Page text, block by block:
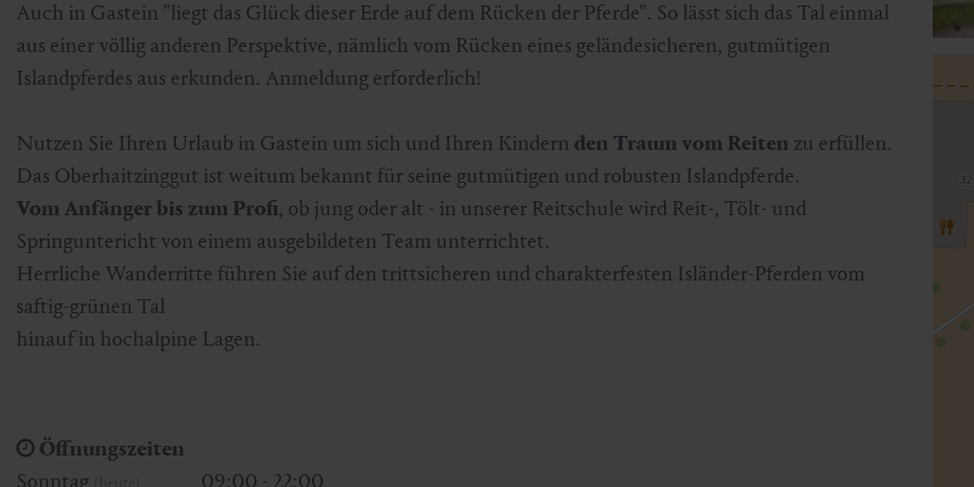
Skifahren & Snowboarden
Langlaufen
Bergbahnen & Lifte
Kur
Sportmedizin
Gesundheitsförderung
Kunst & Kultur
Gastein Card
Gastein von A-Z
Interaktive Karte
Genuss und Kulinarik
Auch in Gastein "liegt das Glück dieser Erde auf dem Rücken der Pferde". So lässt sich das Tal einmal
aus einer völlig anderen Perspektive, nämlich vom Rücken eines geländesicheren, gutmütigen
Islandpferdes aus erkunden. Anmeldung erforderlich!
Nutzen Sie Ihren Urlaub in Gastein um sich und Ihren Kindern den Traum vom Reiten zu erfüllen.
Das Oberhaitzinggut ist weitum bekannt für seine gutmütigen und robusten Islandpferde.
Vom Anfänger bis zum Profi, ob jung oder alt - in unserer Reitschule wird Reit-, Tölt- und
Springuntericht von einem ausgebildeten Team unterrichtet.
Herrliche Wanderritte führen Sie auf den trittsicheren und charakterfesten Isländer-Pferden vom
saftig-grünen Tal
hinauf in hochalpine Lagen.
Öffnungszeiten
Sonntag
09:00 - 22:00